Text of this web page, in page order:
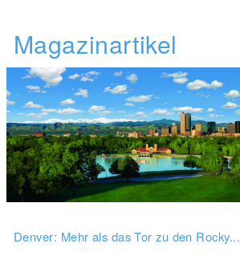
Magazinartikel
Denver: Mehr als das Tor zu den Rocky...